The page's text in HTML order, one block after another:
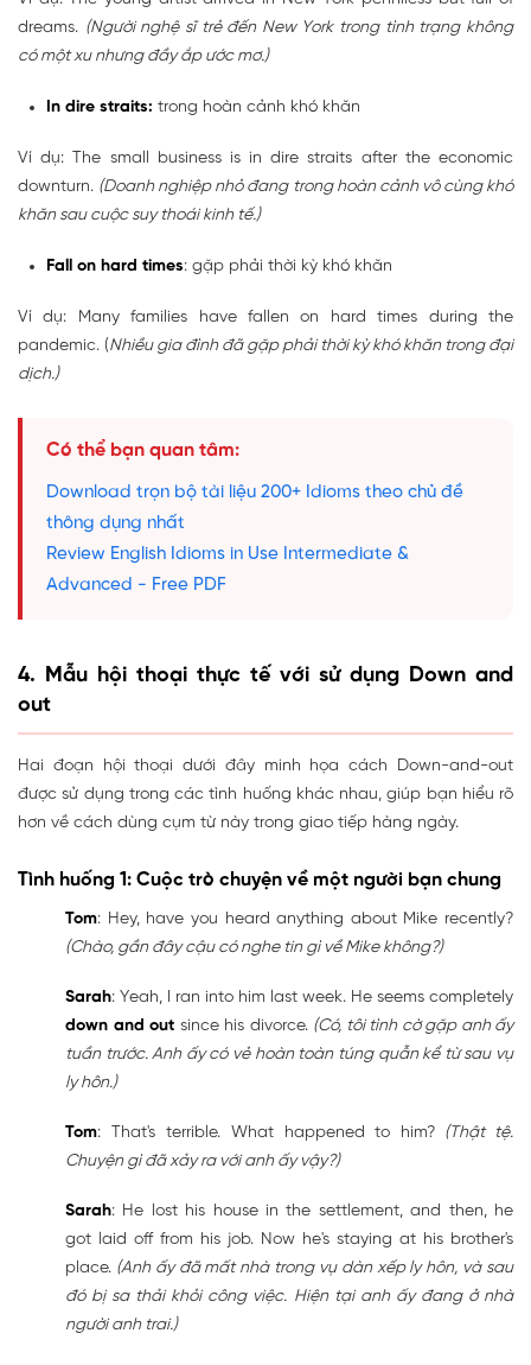
dreams. (Người nghệ sĩ trẻ đến New York trong tình trạng không
có một xu nhưng đầy ắp ước mơ.)
In dire straits: trong hoàn cảnh khó khăn
Ví dụ: The small business is in dire straits after the economic
downturn. (Doanh nghiệp nhỏ đang trong hoàn cảnh vô cùng khó
khăn sau cuộc suy thoái kinh tế.)
Fall on hard times: gặp phải thời kỳ khó khăn
Ví dụ: Many families have fallen on hard times during the
pandemic. (Nhiều gia đình đã gặp phải thời kỳ khó khăn trong đại
dịch.)
Có thể bạn quan tâm:
Download trọn bộ tài liệu 200+ Idioms theo chủ đề
thông dụng nhất
Review English Idioms in Use Intermediate &
Advanced - Free PDF
4. Mẫu hội thoại thực tế với sử dụng Down and
out
Hai đoạn hội thoại dưới đây minh họa cách Down-and-out
được sử dụng trong các tình huống khác nhau, giúp bạn hiểu rõ
hơn về cách dùng cụm từ này trong giao tiếp hàng ngày.
Tình huống 1: Cuộc trò chuyện về một người bạn chung
Tom: Hey, have you heard anything about Mike recently?
(Chào, gần đây cậu có nghe tin gì về Mike không?)
Sarah: Yeah, I ran into him last week. He seems completely
down and out since his divorce. (Có, tôi tình cờ gặp anh ấy
tuần trước. Anh ấy có vẻ hoàn toàn túng quẫn kể từ sau vụ
ly hôn.)
Tom: That's terrible. What happened to him? (Thật tệ.
Chuyện gì đã xảy ra với anh ấy vậy?)
Sarah: He lost his house in the settlement, and then, he
got laid off from his job. Now he's staying at his brother's
place. (Anh ấy đã mất nhà trong vụ dàn xếp ly hôn, và sau
đó bị sa thải khỏi công việc. Hiện tại anh ấy đang ở nhà
người anh trai.)